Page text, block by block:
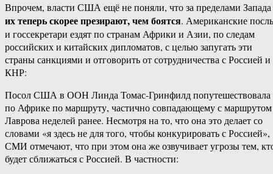
Впрочем, власти США ещё не поняли, что за пределами Запада
их теперь скорее презирают, чем боятся. Американские
и госсекретари ездят по странам Африки и Азии, по следам
российских и китайских дипломатов, с целью запугать эти
страны санкциями и отговорить от сотрудничества с Россией и
КНР:
Посол США в ООН Линда Томас-Гринфилд попутешествовала
по Африке по маршруту, частично совпадающему с маршрутом
Лаврова неделей ранее. Несмотря на то, что она это делает со
словами «я здесь не для того, чтобы конкурировать с Россией»,
СМИ отмечают, что при этом она же озвучивает угрозы тем,
будет сближаться с Россией. В частности: